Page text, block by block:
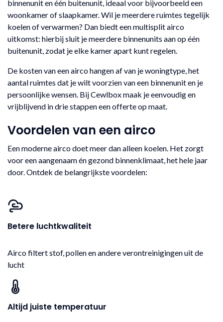
binnenunit en één buitenunit, ideaal voor bijvoorbeeld een
woonkamer of slaapkamer. Wil je meerdere ruimtes tegelijk
koelen of verwarmen? Dan biedt een multisplit airco
uitkomst: hierbij sluit je meerdere binnenunits aan op één
buitenunit, zodat je elke kamer apart kunt regelen.
De kosten van een airco hangen af van je woningtype, het
aantal ruimtes dat je wilt voorzien van een binnenunit en je
persoonlijke wensen. Bij Cewlbox maak je eenvoudig en
vrijblijvend in drie stappen een offerte op maat.
Voordelen van een airco
Een moderne airco doet meer dan alleen koelen. Het zorgt
voor een aangenaam én gezond binnenklimaat, het hele jaar
door. Ontdek de belangrijkste voordelen:
Betere luchtkwaliteit
Airco filtert stof, pollen en andere verontreinigingen uit de
lucht
Altijd juiste temperatuur